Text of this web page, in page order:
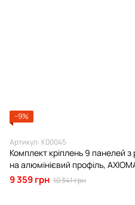
−9%
Артикул: К00045
Комплект кріплень 9 панелей
на алюмінієвий профіль,
9 359 грн 10 341 грн